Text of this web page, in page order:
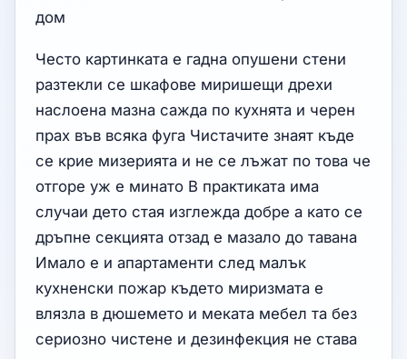
дом
Често картинката е гадна опушени стени
разтекли се шкафове миришещи дрехи
наслоена мазна сажда по кухнята и черен
прах във всяка фуга Чистачите знаят къде
се крие мизерията и не се лъжат по това че
отгоре уж е минато В практиката има
случаи дето стая изглежда добре а като се
дръпне секцията отзад е мазало до тавана
Имало е и апартаменти след малък
кухненски пожар където миризмата е
влязла в дюшемето и меката мебел та без
сериозно чистене и дезинфекция не става